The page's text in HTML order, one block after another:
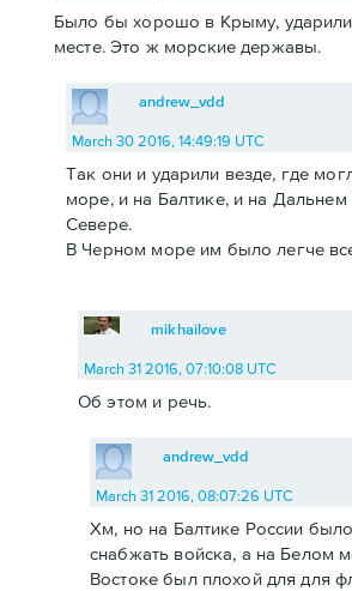
Было бы хорошо в Крыму,
месте. Это ж морские державы.
andrew_vdd
March 30 2016, 14:49:19 UTC
Так они и ударили везде, где
море, и на Балтике, и на Дальнем
Севере.
В Черном море им было легче
mikhailove
March 31 2016, 07:10:08 UTC
Об этом и речь.
andrew_vdd
March 31 2016, 08:07:26 UTC
Хм, но на Балтике России
снабжать войска, а на Белом
Востоке был плохой для для